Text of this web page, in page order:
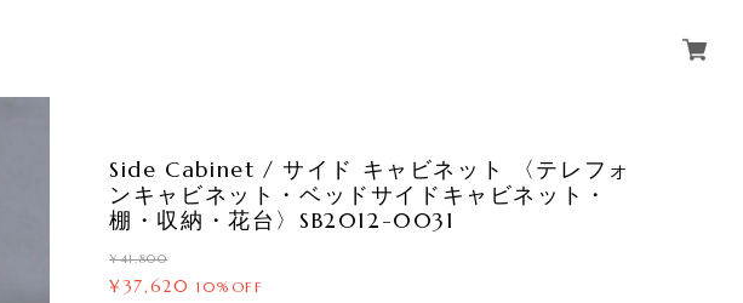
Side Cabinet / サイド キャビネット 〈テレフォ
ンキャビネット・ベッドサイドキャビネット・
棚・収納・花台〉SB2012-0031
¥41,800
¥37,620 10%OFF